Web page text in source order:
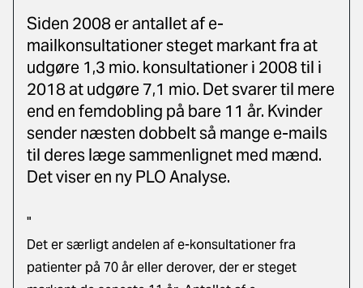
Siden 2008 er antallet af e-
mailkonsultationer steget markant fra at
udgøre 1,3 mio. konsultationer i 2008 til i
2018 at udgøre 7,1 mio. Det svarer til mere
end en femdobling på bare 11 år. Kvinder
sender næsten dobbelt så mange e-mails
til deres læge sammenlignet med mænd.
Det viser en ny PLO Analyse.
"
Det er særligt andelen af e-konsultationer fra
patienter på 70 år eller derover, der er steget